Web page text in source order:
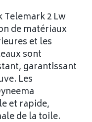
Telemark 2 Lw
de matériaux
et les
sont
garantissant
Les
et rapide,
de la toile.